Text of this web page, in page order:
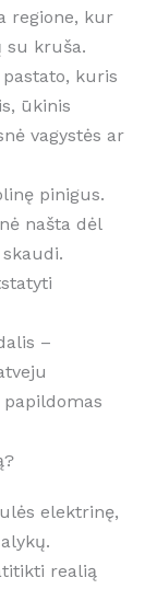
regione, kur
su kruša.
kuris
ūkinis
vagystės ar
pinigus.
našta dėl
–
elektrinę,
realią